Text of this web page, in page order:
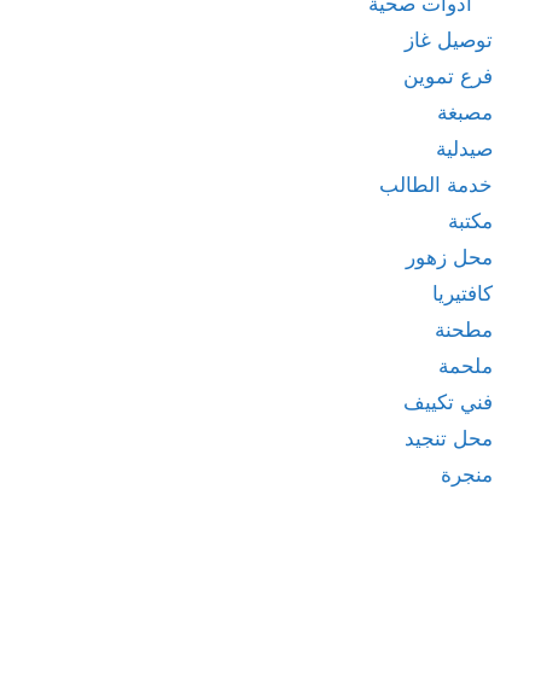
توصيل غاز
فرع تموين
مصبغة
صيدلية
خدمة الطالب
مكتبة
محل زهور
كافتيريا
مطحنة
ملحمة
فني تكييف
محل تنجيد
منجرة